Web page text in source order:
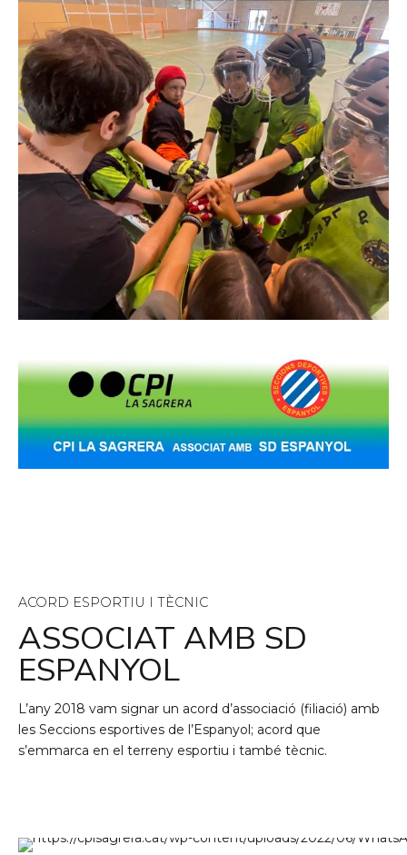
ACORD ESPORTIU I TÈCNIC
ASSOCIAT AMB SD
ESPANYOL
L’any 2018 vam signar un acord d’associació (filiació) amb
les Seccions esportives de l’Espanyol; acord que
s’emmarca en el terreny esportiu i també tècnic.